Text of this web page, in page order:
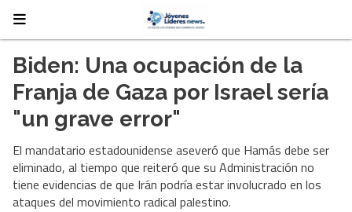
Biden: Una ocupación de la
Franja de Gaza por Israel sería
"un grave error"
El mandatario estadounidense aseveró que Hamás debe ser
eliminado, al tiempo que reiteró que su Administración no
tiene evidencias de que Irán podría estar involucrado en los
ataques del movimiento radical palestino.